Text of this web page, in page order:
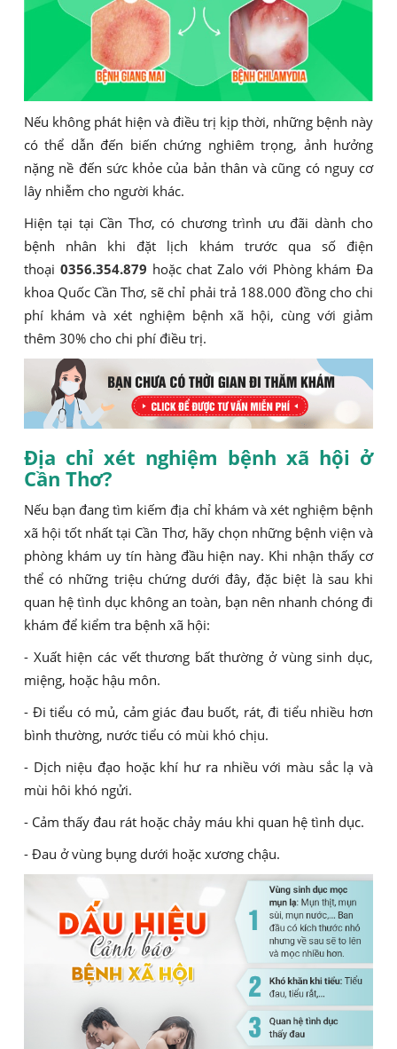
Nếu không phát hiện và điều trị kịp thời, những bệnh này
có thể dẫn đến biến chứng nghiêm trọng, ảnh hưởng
nặng nề đến sức khỏe của bản thân và cũng có nguy cơ
lây nhiễm cho người khác.
Hiện tại tại Cần Thơ, có chương trình ưu đãi dành cho
bệnh nhân khi đặt lịch khám trước qua số điện
thoại 0356.354.879 hoặc chat Zalo với Phòng khám Đa
khoa Quốc Cần Thơ, sẽ chỉ phải trả 188.000 đồng cho chi
phí khám và xét nghiệm bệnh xã hội, cùng với giảm
thêm 30% cho chi phí điều trị.
Địa chỉ xét nghiệm bệnh xã hội ở
Cần Thơ?
Nếu bạn đang tìm kiếm địa chỉ khám và xét nghiệm bệnh
xã hội tốt nhất tại Cần Thơ, hãy chọn những bệnh viện và
phòng khám uy tín hàng đầu hiện nay. Khi nhận thấy cơ
thể có những triệu chứng dưới đây, đặc biệt là sau khi
quan hệ tình dục không an toàn, bạn nên nhanh chóng đi
khám để kiểm tra bệnh xã hội:
- Xuất hiện các vết thương bất thường ở vùng sinh dục,
miệng, hoặc hậu môn.
- Đi tiểu có mủ, cảm giác đau buốt, rát, đi tiểu nhiều hơn
bình thường, nước tiểu có mùi khó chịu.
- Dịch niệu đạo hoặc khí hư ra nhiều với màu sắc lạ và
mùi hôi khó ngửi.
- Cảm thấy đau rát hoặc chảy máu khi quan hệ tình dục.
- Đau ở vùng bụng dưới hoặc xương chậu.